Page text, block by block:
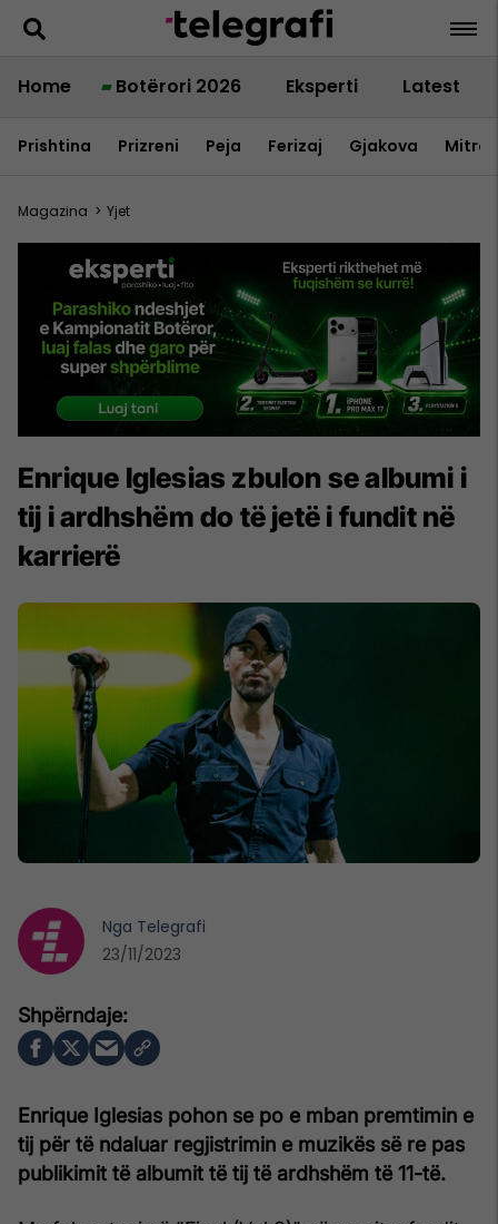
Home Botërori 2026 Eksperti Latest
Prishtina Prizreni Peja Ferizaj Gjakova
Magazina > Yjet
Enrique Iglesias zbulon se albumi i
tij i ardhshëm do të jetë i fundit në
karrierë
Enrique Iglesias pohon se po e mban premtimin e
tij për të ndaluar regjistrimin e muzikës së re pas
publikimit të albumit të tij të ardhshëm të 11-të.
Nga Telegrafi
23/11/2023